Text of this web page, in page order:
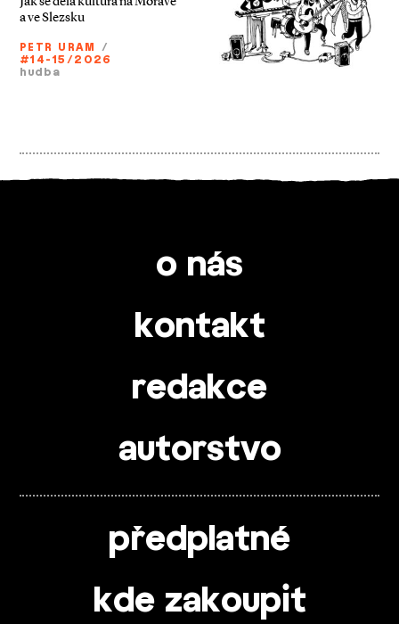
a ve Slezsku
PETR URAM /
#14-15/2026
hudba
o nás
kontakt
redakce
autorstvo
předplatné
kde zakoupit